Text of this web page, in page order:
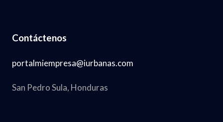
Contáctenos
portalmiempresa@iurbanas.com
San Pedro Sula, Honduras